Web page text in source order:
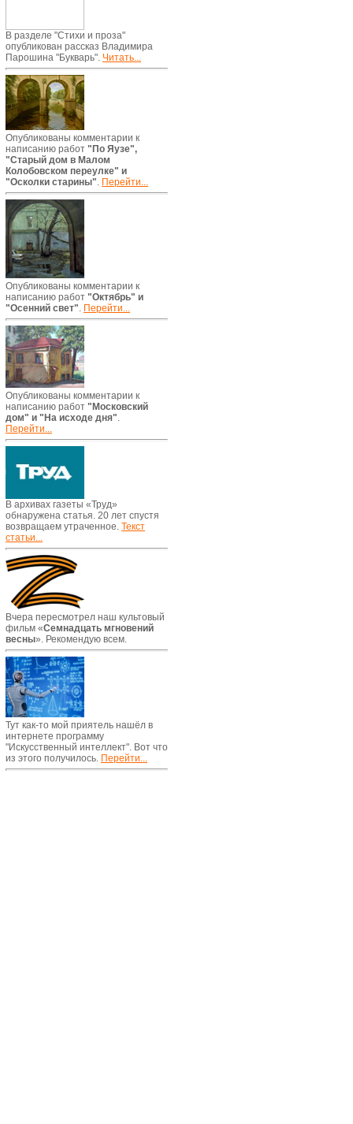
В разделе "Стихи и проза"
опубликован рассказ Владимира
Парошина "Букварь". Читать...
Опубликованы комментарии к
написанию работ "По Яузе",
"Старый дом в Малом
Колобовском переулке" и
"Осколки старины". Перейти...
Опубликованы комментарии к
написанию работ "Октябрь" и
"Осенний свет". Перейти...
Опубликованы комментарии к
написанию работ "Московский
дом" и "На исходе дня".
Перейти...
В архивах газеты «Труд»
обнаружена статья. 20 лет спустя
возвращаем утраченное. Текст
статьи...
Вчера пересмотрел наш культовый
фильм «Семнадцать мгновений
весны». Рекомендую всем.
Тут как-то мой приятель нашёл в
интернете программу
"Искусственный интеллект". Вот что
из этого получилось. Перейти...